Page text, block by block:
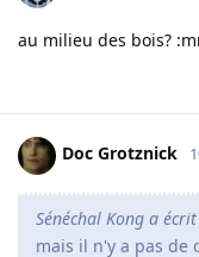
au milieu des bois?
Doc Grotznick
Sénéchal Kong a écrit
mais il n'y a pas de